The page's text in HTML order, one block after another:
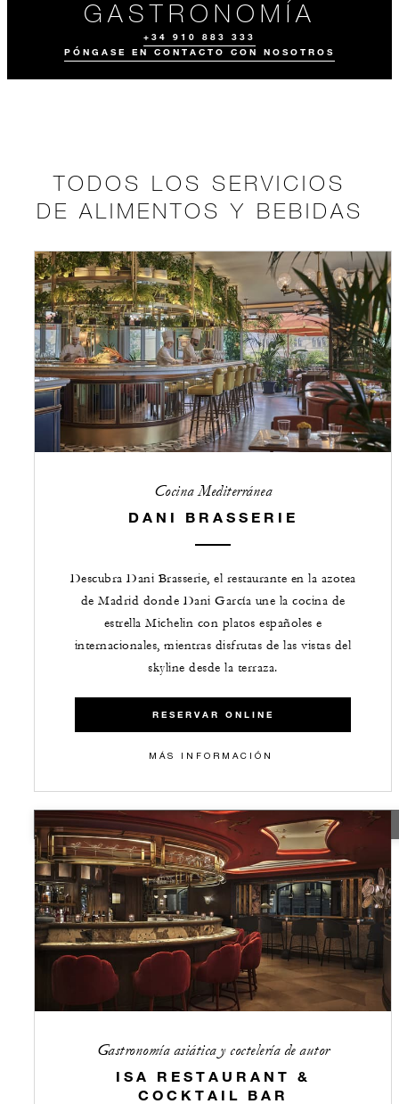
GASTRONOMÍA
+34 910 883 333
PÓNGASE EN CONTACTO CON NOSOTROS
TODOS LOS
SERVICIOS DE
ALIMENTOS Y
BEBIDAS
PÓNGASE EN
CONTACTO CON
NOSOTROS
CONOZCA A
NUESTRO
EQUIPO
TODOS LOS SERVICIOS
DE ALIMENTOS Y BEBIDAS
Cocina Mediterránea
DANI BRASSERIE
Descubra Dani Brasserie, el restaurante en la azotea
de Madrid donde Dani García une la cocina de
estrella Michelin con platos españoles e
internacionales, mientras disfrutas de las vistas del
skyline desde la terraza.
RESERVAR ONLINE
​​MÁS INFORMACIÓN
CLOSED
Gastronomía asiática y coctelería de autor
ISA RESTAURANT &
COCKTAIL BAR